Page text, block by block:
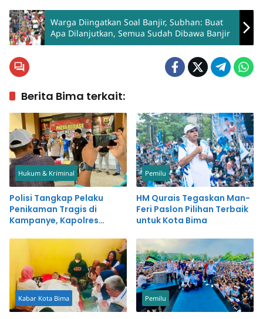
Warga Diingatkan Soal Banjir, Subhan: Buat
Apa Dilanjutkan, Semua Sudah Dibawa Banjir
Berita Bima terkait:
Hukum & Kriminal
Polisi Tangkap Pelaku
Penikaman Tragis di
Kampanye, Kapolres
Pemilu
HM Qurais Tegaskan Man-
Feri Paslon Pilihan Terbaik
untuk Kota Bima
Kabar Kota Bima Pemilu